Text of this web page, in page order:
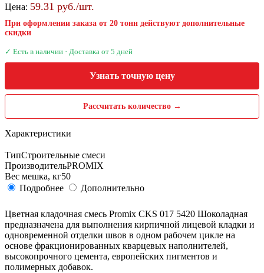
Цена: 59.31 руб./шт.
При оформлении заказа от 20 тонн действуют дополнительные
скидки
✓ Есть в наличии · Доставка от 5 дней
Узнать точную цену
Рассчитать количество →
Характеристики
ТипСтроительные смеси
ПроизводительPROMIX
Вес мешка, кг50
Подробнее
Дополнительно
Цветная кладочная смесь Promix CKS 017 5420 Шоколадная
предназначена для выполнения кирпичной лицевой кладки и
одновременной отделки швов в одном рабочем цикле на
основе фракционированных кварцевых наполнителей,
высокопрочного цемента, европейских пигментов и
полимерных добавок.